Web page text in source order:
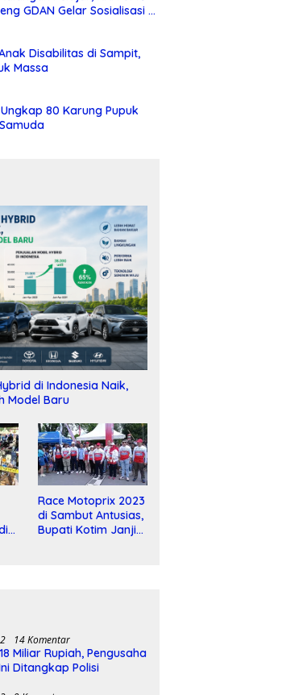
GDAN Gelar Sosialisasi di
Disabilitas di Sampit,
Massa
80 Karung Pupuk
di Indonesia Naik,
Model Baru
Race Motoprix 2023
di Sambut Antusias,
Bupati Kotim Janji
14 Komentar
Miliar Rupiah, Pengusaha
Ditangkap Polisi